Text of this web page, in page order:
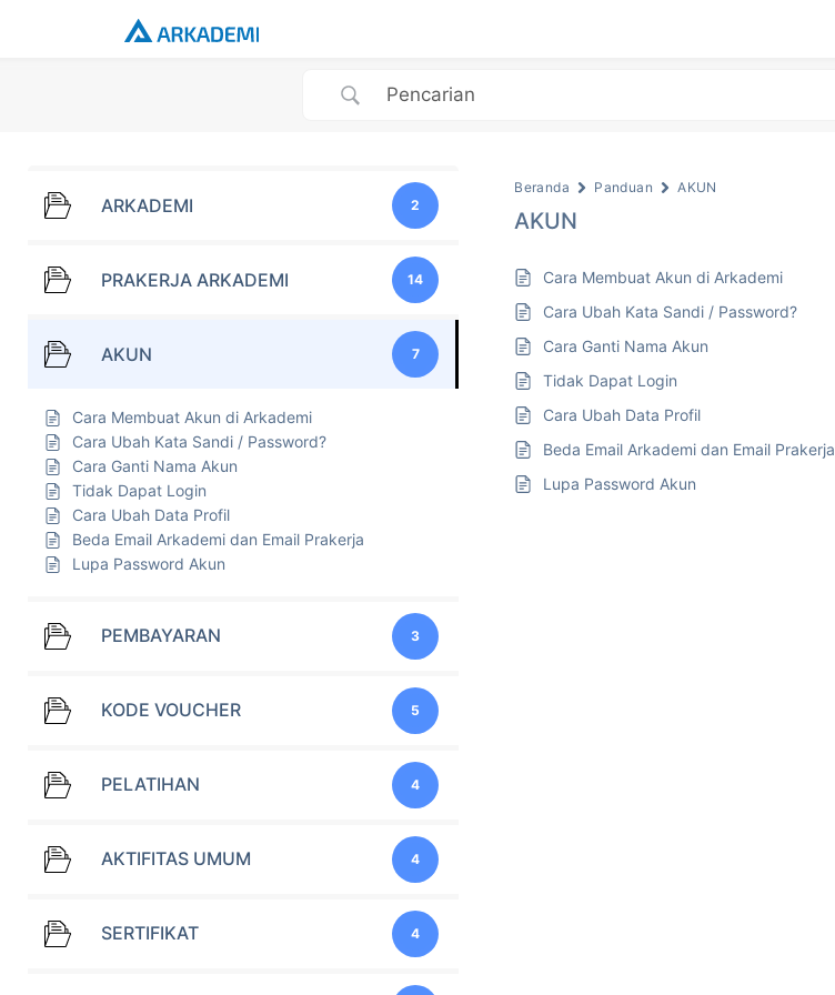
ARKADEMI 2
PRAKERJA ARKADEMI 14
AKUN 7
Cara Membuat Akun di Arkademi
Cara Ubah Kata Sandi / Password?
Cara Ganti Nama Akun
Tidak Dapat Login
Cara Ubah Data Profil
Beda Email Arkademi dan Email Prakerja
Lupa Password Akun
PEMBAYARAN 3
KODE VOUCHER 5
PELATIHAN 4
AKTIFITAS UMUM 4
SERTIFIKAT 4
Beranda Panduan AKUN
AKUN
Cara Membuat Akun di Arkademi
Cara Ubah Kata Sandi / Password?
Cara Ganti Nama Akun
Tidak Dapat Login
Cara Ubah Data Profil
Beda Email Arkademi dan Email Prakerja
Lupa Password Akun